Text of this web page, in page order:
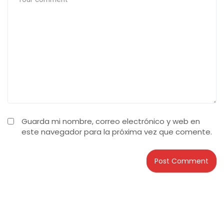
Guarda mi nombre, correo electrónico y web en
este navegador para la próxima vez que comente.